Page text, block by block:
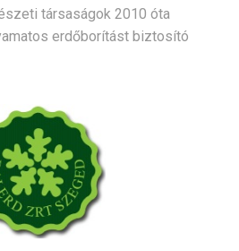
társaságok 2010 óta
erdőborítást biztosító